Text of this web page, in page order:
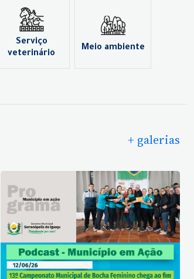
Serviço
veterinário
Meio ambiente
+ galerias